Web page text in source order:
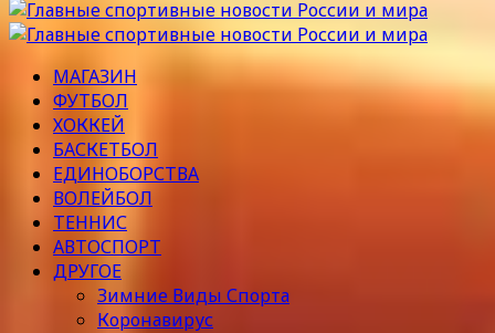
МАГАЗИН
ФУТБОЛ
ХОККЕЙ
БАСКЕТБОЛ
ЕДИНОБОРСТВА
ВОЛЕЙБОЛ
ТЕННИС
АВТОСПОРТ
ДРУГОЕ
Зимние Виды Спорта
Коронавирус